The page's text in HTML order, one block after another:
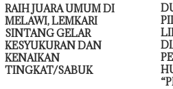
RAIH JUARA UMUM DI
MELAWI, LEMKARI
SINTANG GELAR
KESYUKURAN DAN
KENAIKAN
TINGKAT/SABUK